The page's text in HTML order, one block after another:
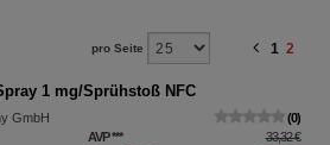
pro Seite 1 2
1 mg/Sprühstoß NFC
GmbH
0
AVP*** 33,32 €